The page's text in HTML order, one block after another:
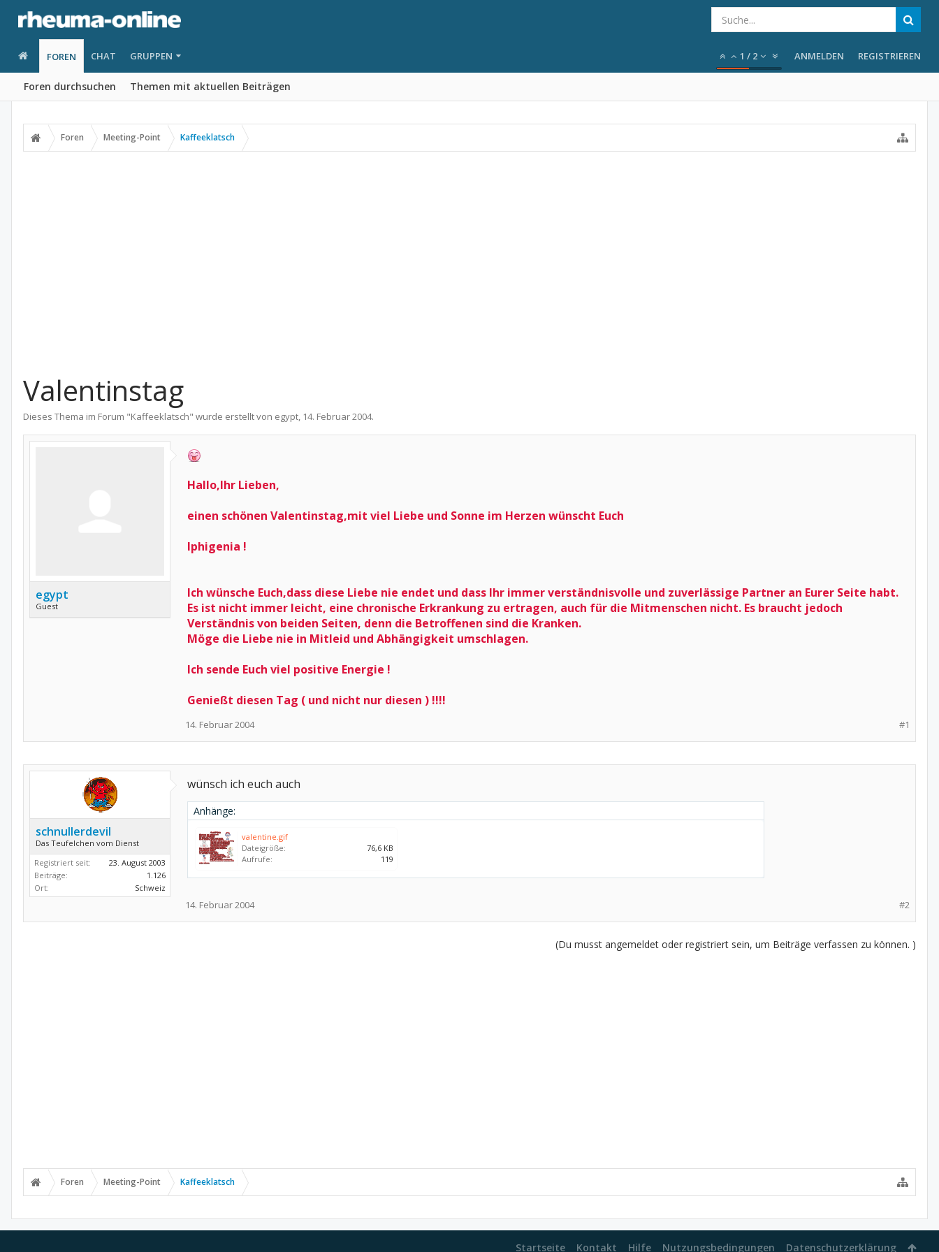
FOREN
Foren durchsuchen Themen mit aktuellen Beiträgen
CHAT GRUPPEN 1 / 2 ANMELDEN REGISTRIEREN
Foren Meeting-Point Kaffeeklatsch
Valentinstag
Dieses Thema im Forum "Kaffeeklatsch" wurde erstellt von egypt, 14. Februar 2004.
egypt
Guest
Hallo,Ihr Lieben,
einen schönen Valentinstag,mit viel Liebe und Sonne im Herzen wünscht Euch
Iphigenia !
Ich wünsche Euch,dass diese Liebe nie endet und dass Ihr immer verständnisvolle und zuverlässige Partner an Eurer Seite habt.
Es ist nicht immer leicht, eine chronische Erkrankung zu ertragen, auch für die Mitmenschen nicht. Es braucht jedoch
Verständnis von beiden Seiten, denn die Betroffenen sind die Kranken.
Möge die Liebe nie in Mitleid und Abhängigkeit umschlagen.
Ich sende Euch viel positive Energie !
Genießt diesen Tag ( und nicht nur diesen ) !!!!
#1
14. Februar 2004
schnullerdevil
Das Teufelchen vom Dienst
Registriert seit:
23. August 2003
Beiträge:
1.126
Ort:
Schweiz
wünsch ich euch auch
Anhänge:
valentine.gif
Dateigröße:
76,6 KB
Aufrufe:
119
#2
14. Februar 2004
(Du musst angemeldet oder registriert sein, um Beiträge verfassen zu können. )
Foren Meeting-Point Kaffeeklatsch
Startseite Kontakt Hilfe Nutzungsbedingungen Datenschutzerklärung